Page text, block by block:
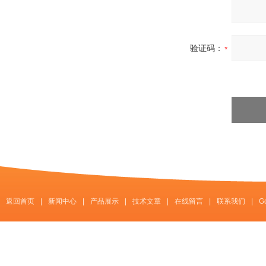
验证码：
返回首页 新闻中心 产品展示 技术文章 在线留言 联系我们